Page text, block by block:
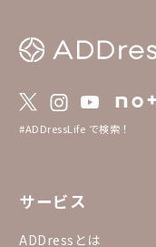
#ADDressLife で検索！
サービス
ADDressとは